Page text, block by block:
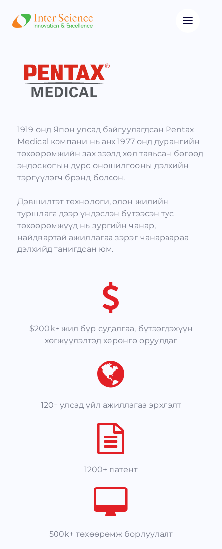
1919 онд Япон улсад байгуулагдсан Pentax
Medical компани нь анх 1977 онд дурангийн
төхөөрөмжийн зах зээлд хөл тавьсан бөгөөд
эндоскопын дүрс оношилгооны дэлхийн
тэргүүлэгч брэнд болсон.
Дэвшилтэт технологи, олон жилийн
туршлага дээр үндэслэн бүтээсэн тус
төхөөрөмжүүд нь зургийн чанар,
найдвартай ажиллагаа зэрэг чанараараа
дэлхийд танигдсан юм.
$200k+ жил бүр судалгаа, бүтээгдэхүүн
хөгжүүлэлтэд хөрөнгө оруулдаг
120+ улсад үйл ажиллагаа эрхлэлт
1200+ патент
500k+ төхөөрөмж борлуулалт